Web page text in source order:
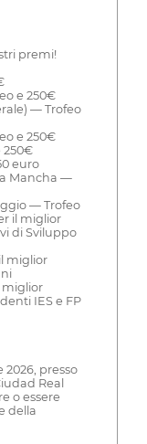
premi!
e 250€
— Trofeo
e 250€
250€
euro
Mancha —
— Trofeo
il miglior
di Sviluppo
miglior
miglior
IES e FP
2026, presso
Real
o essere
della